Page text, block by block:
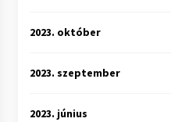
2023. október
2023. szeptember
2023. június